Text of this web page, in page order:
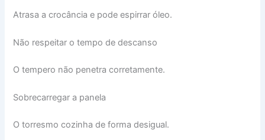
Atrasa a crocância e pode espirrar óleo.
Não respeitar o tempo de descanso
O tempero não penetra corretamente.
Sobrecarregar a panela
O torresmo cozinha de forma desigual.